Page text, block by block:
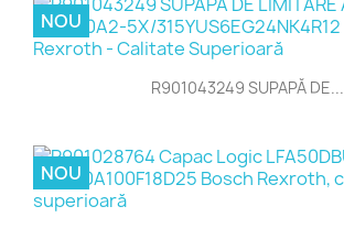
R901043249 SUPAPĂ DE...
NOU
NOU